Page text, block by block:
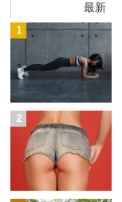
最新
1
2